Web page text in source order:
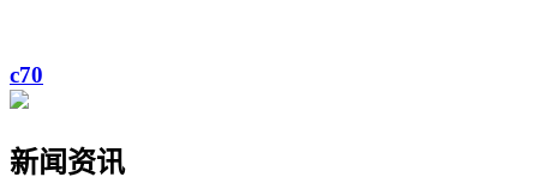
c70
新闻资讯